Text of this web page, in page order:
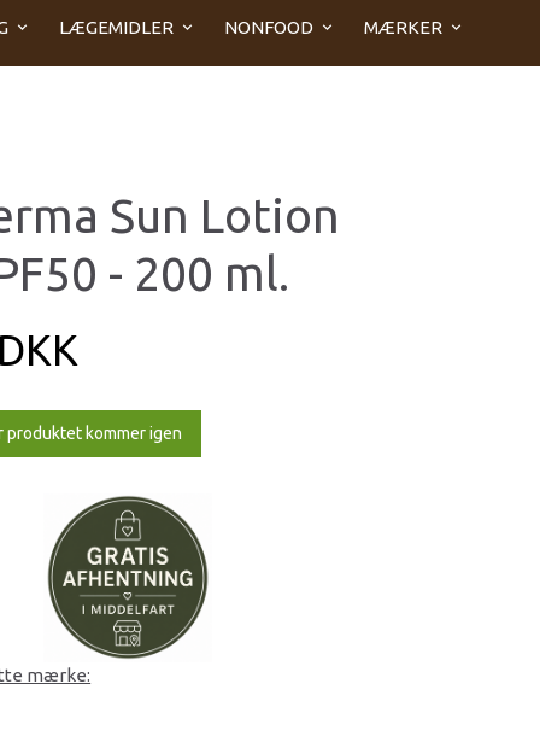
LÆGEMIDLER NONFOOD MÆRKER
Sun Lotion
- 200 ml.
produktet kommer igen
mærke: